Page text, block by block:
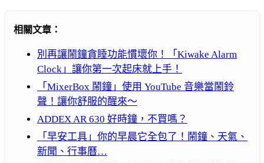
相關文章：
別再讓鬧鐘貪睡功能慣壞你！「Kiwake Alarm
Clock」讓你第一次起床就上手！
「MixerBox 鬧鐘」使用 YouTube 音樂當鬧鈴
聲！讓你舒服的醒來～
ADDEX AR 630 好時鐘，不買嗎？
「早安工具」你的早晨它全包了！鬧鐘、天氣、
新聞、行事曆…